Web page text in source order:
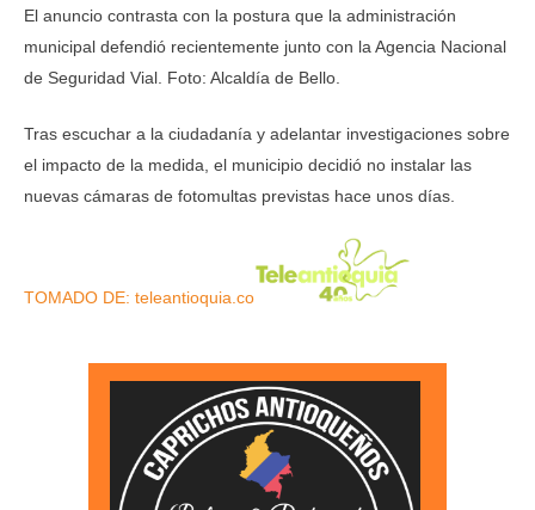
El anuncio contrasta con la postura que la administración
municipal defendió recientemente junto con la Agencia Nacional
de Seguridad Vial. Foto: Alcaldía de Bello.
Tras escuchar a la ciudadanía y adelantar investigaciones sobre
el impacto de la medida, el municipio decidió no instalar las
nuevas cámaras de fotomultas previstas hace unos días.
TOMADO DE: teleantioquia.co